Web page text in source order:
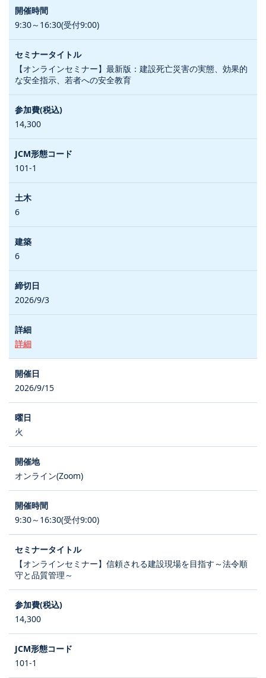
9:30～16:30(受付9:00)
【オンラインセミナー】最新版：建設死亡災害の実態、効果的
な安全指示、若者への安全教育
14,300
101-1
6
6
2026/9/3
詳細
2026/9/15
火
オンライン(Zoom)
9:30～16:30(受付9:00)
【オンラインセミナー】信頼される建設現場を目指す～法令順
守と品質管理～
14,300
101-1